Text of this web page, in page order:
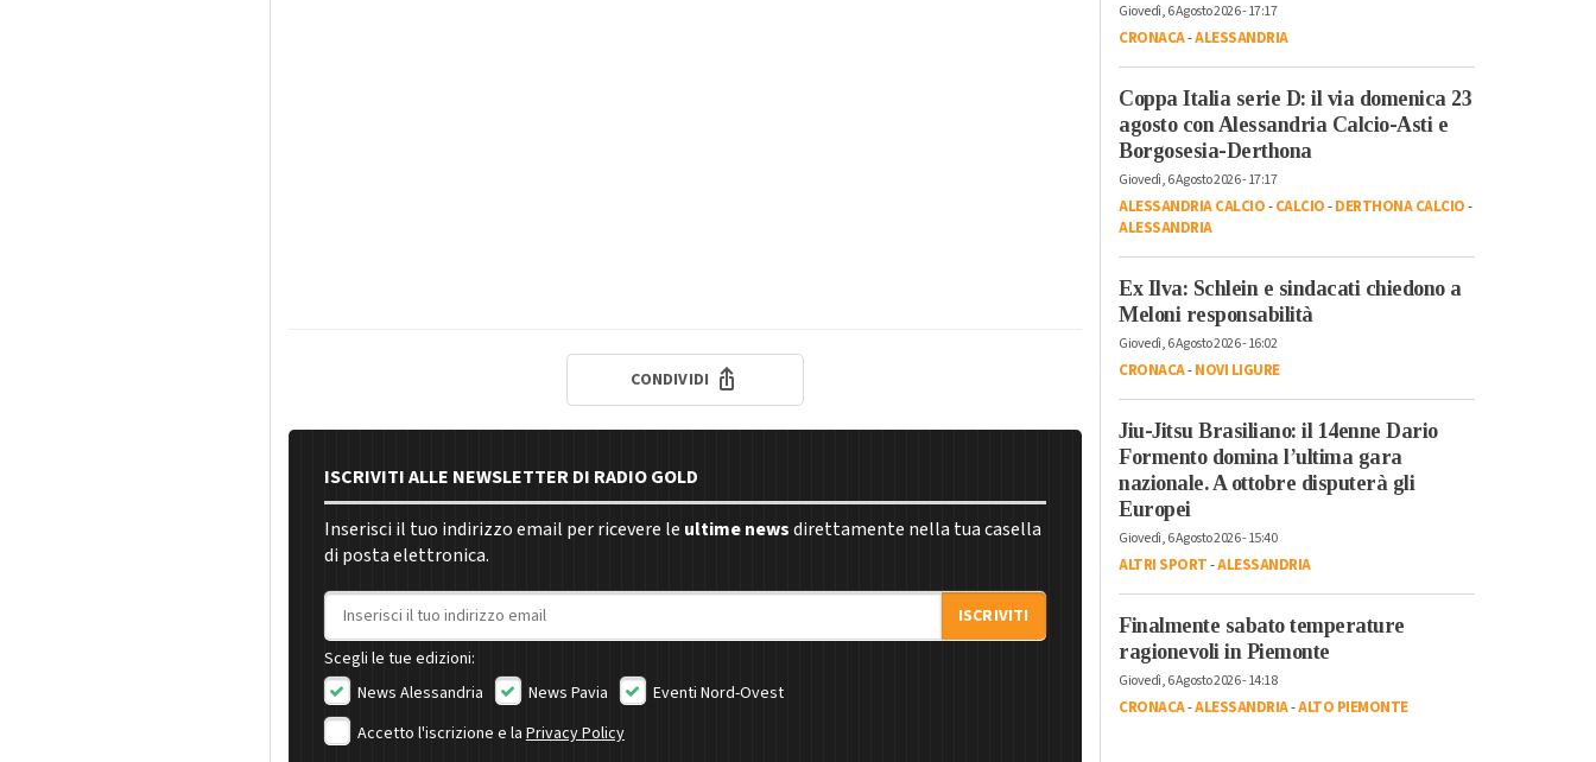
CONDIVIDI
ISCRIVITI ALLE NEWSLETTER DI RADIO GOLD
Inserisci il tuo indirizzo email per ricevere le ultime newsdirettamente nella tua casella
di posta elettronica.
Indirizzo email
ISCRIVITI
Scegli le tue edizioni:
News Alessandria
News Pavia
Eventi Nord-Ovest
Accetto l'iscrizione e laPrivacy Policy
Giovedì, 6 Agosto 2026 - 17:17
CRONACA-ALESSANDRIA
Coppa Italia serie D: il via domenica 23
agosto con Alessandria Calcio-Asti e
Borgosesia-Derthona
Giovedì, 6 Agosto 2026 - 17:17
ALESSANDRIA CALCIO-CALCIO-DERTHONA CALCIO-
ALESSANDRIA
Ex Ilva: Schlein e sindacati chiedono a
Meloni responsabilità
Giovedì, 6 Agosto 2026 - 16:02
CRONACA-NOVI LIGURE
Jiu-Jitsu Brasiliano: il 14enne Dario
Formento domina l’ultima gara
nazionale. A ottobre disputerà gli
Europei
Giovedì, 6 Agosto 2026 - 15:40
ALTRI SPORT-ALESSANDRIA
Finalmente sabato temperature
ragionevoli in Piemonte
Giovedì, 6 Agosto 2026 - 14:18
CRONACA-ALESSANDRIA-ALTO PIEMONTE